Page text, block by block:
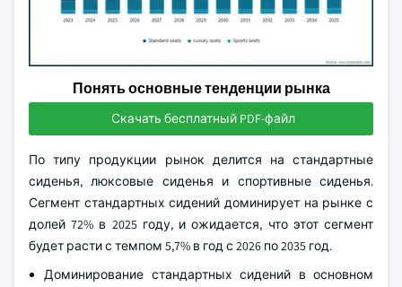
Понять основные тенденции рынка
Скачать бесплатный PDF-файл
По типу продукции рынок делится на стандартные
сиденья, люксовые сиденья и спортивные сиденья.
Сегмент стандартных сидений доминирует на рынке с
долей 72% в 2025 году, и ожидается, что этот сегмент
будет расти с темпом 5,7% в год с 2026 по 2035 год.
Доминирование стандартных сидений в основном